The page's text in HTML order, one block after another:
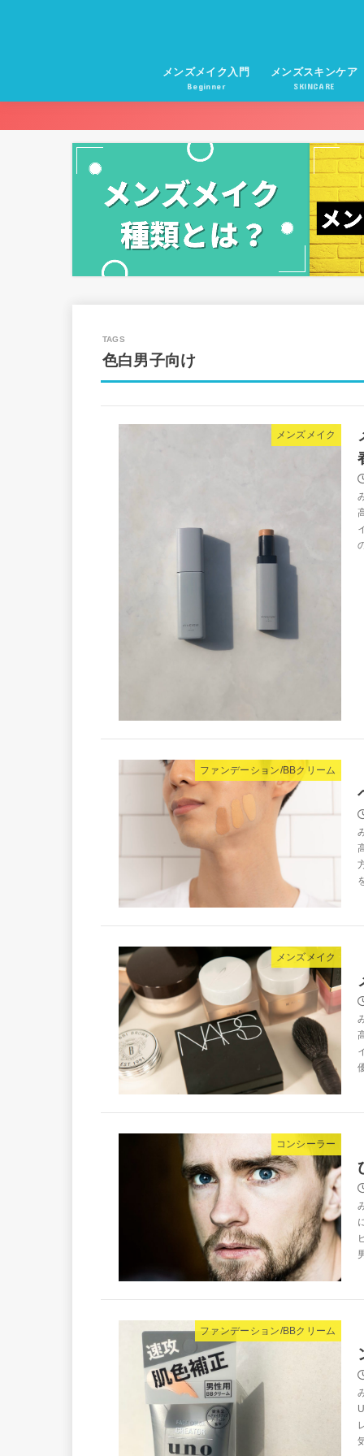
メンズメイク入門
Beginner
メンズスキンケア
SKINCARE
色白男子向け
メンズメイク
ファンデーション/BBクリーム
メンズメイク
コンシーラー
ファンデーション/BBクリーム